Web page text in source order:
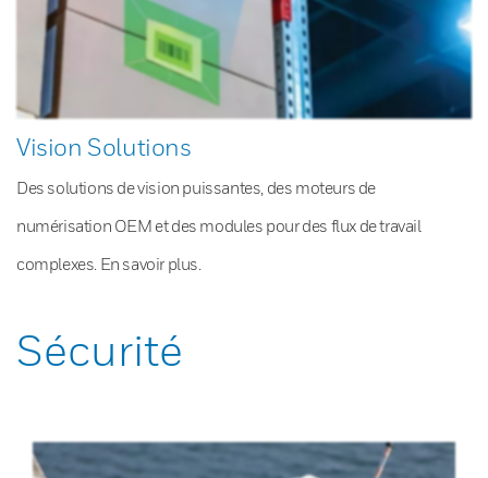
Vision Solutions
Des solutions de vision puissantes, des moteurs de
numérisation OEM et des modules pour des flux de travail
complexes. En savoir plus.
Sécurité